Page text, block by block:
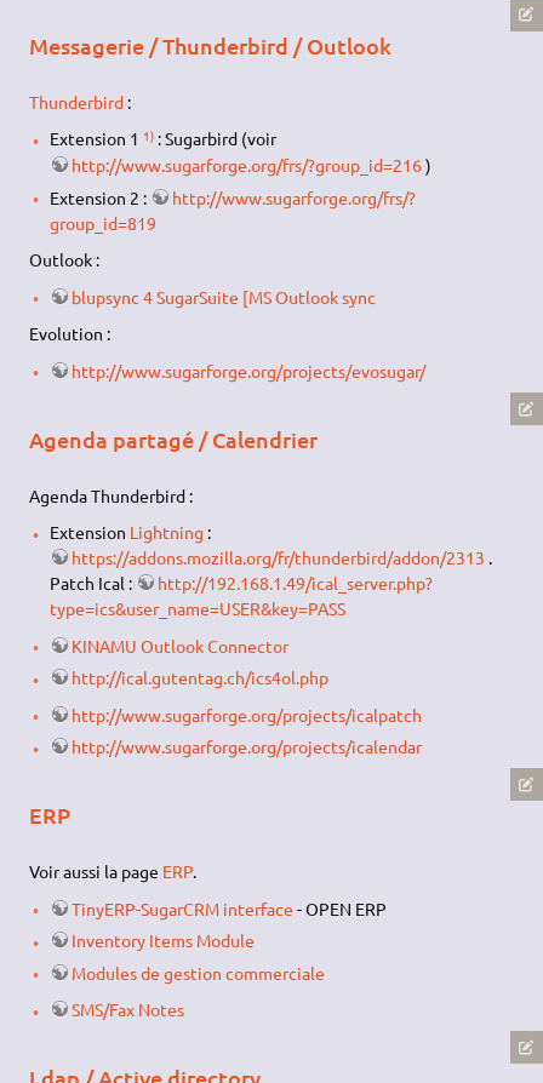
Messagerie / Thunderbird / Outlook
Thunderbird :
Extension 1 1): Sugarbird (voir
http://www.sugarforge.org/frs/?group_id=216)
Extension 2 :
http://www.sugarforge.org/frs/?
group_id=819
Outlook :
blupsync 4 SugarSuite [MS Outlook sync
Evolution :
http://www.sugarforge.org/projects/evosugar/
Agenda partagé / Calendrier
Agenda Thunderbird :
Extension Lightning :
https://addons.mozilla.org/fr/thunderbird/addon/2313 .
Patch Ical :
http://192.168.1.49/ical_server.php?
type=ics&user_name=USER&key=PASS
KINAMU Outlook Connector
http://ical.gutentag.ch/ics4ol.php
http://www.sugarforge.org/projects/icalpatch
http://www.sugarforge.org/projects/icalendar
ERP
Voir aussi la page ERP.
TinyERP-SugarCRM interface - OPEN ERP
Inventory Items Module
Modules de gestion commerciale
SMS/Fax Notes